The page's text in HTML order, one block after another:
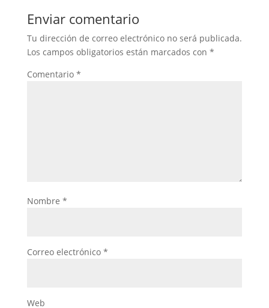
Enviar comentario
Tu dirección de correo electrónico no será publicada.
Los campos obligatorios están marcados con *
Comentario *
Nombre *
Correo electrónico *
Web